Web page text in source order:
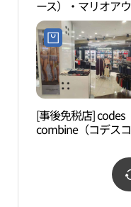
ース）・マリオア
ット1館店(키이스
아울렛 1관점)
[事後免税店] codes
combine（コデス
マリオアウトレッ
店・マリオアウト
1館店(코데즈컴바인